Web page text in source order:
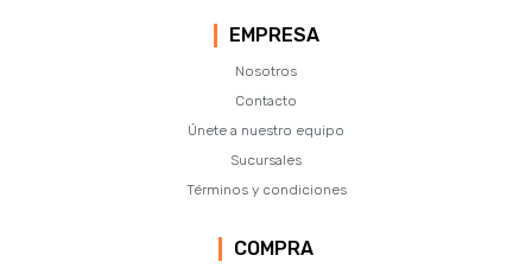
EMPRESA
Nosotros
Contacto
Únete a nuestro equipo
Sucursales
Términos y condiciones
COMPRA